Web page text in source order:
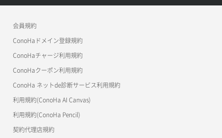
APIドキュメントVPS3.0
美雲このは徹底ガイド
会員規約
ConoHaドメイン登録規約
ConoHaチャージ利用規約
ConoHaクーポン利用規約
ConoHa ネットde診断サービス利用規約
利用規約(ConoHa AI Canvas)
利用規約(ConoHa Pencil)
契約代理店規約